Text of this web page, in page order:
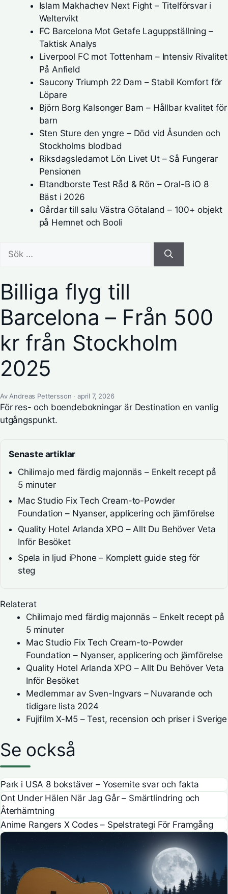
Islam Makhachev Next Fight – Titelförsvar i
Weltervikt
FC Barcelona Mot Getafe Laguppställning –
Taktisk Analys
Liverpool FC mot Tottenham – Intensiv Rivalitet
På Anfield
Saucony Triumph 22 Dam – Stabil Komfort för
Löpare
Björn Borg Kalsonger Barn – Hållbar kvalitet för
barn
Sten Sture den yngre – Död vid Åsunden och
Stockholms blodbad
Riksdagsledamot Lön Livet Ut – Så Fungerar
Pensionen
Eltandborste Test Råd & Rön – Oral-B iO 8
Bäst i 2026
Gårdar till salu Västra Götaland – 100+ objekt
på Hemnet och Booli
efter:
Billiga flyg till
Barcelona – Från 500
kr från Stockholm
2025
Av Andreas Pettersson · april 7, 2026
För res- och boendebokningar är Destination en vanlig
utgångspunkt.
Senaste artiklar
Chilimajo med färdig majonnäs – Enkelt recept på
5 minuter
Mac Studio Fix Tech Cream-to-Powder
Foundation – Nyanser, applicering och jämförelse
Quality Hotel Arlanda XPO – Allt Du Behöver Veta
Inför Besöket
Spela in ljud iPhone – Komplett guide steg för
steg
Relaterat
Chilimajo med färdig majonnäs – Enkelt recept på
5 minuter
Mac Studio Fix Tech Cream-to-Powder
Foundation – Nyanser, applicering och jämförelse
Quality Hotel Arlanda XPO – Allt Du Behöver Veta
Inför Besöket
Medlemmar av Sven-Ingvars – Nuvarande och
tidigare lista 2024
Fujifilm X-M5 – Test, recension och priser i Sverige
Se också
Park i USA 8 bokstäver – Yosemite svar och fakta
Ont Under Hälen När Jag Går – Smärtlindring och
Återhämtning
Anime Rangers X Codes – Spelstrategi För Framgång